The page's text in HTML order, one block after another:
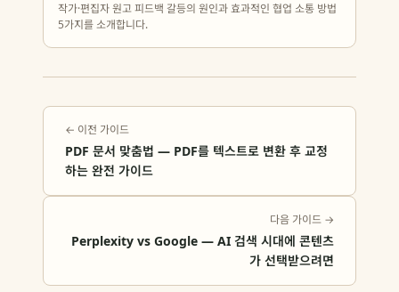
작가·편집자 원고 피드백 갈등의 원인과 효과적인 협업 소통 방법
5가지를 소개합니다.
← 이전 가이드
PDF 문서 맞춤법 — PDF를 텍스트로 변환 후 교정
하는 완전 가이드
다음 가이드 →
Perplexity vs Google — AI 검색 시대에 콘텐츠
가 선택받으려면